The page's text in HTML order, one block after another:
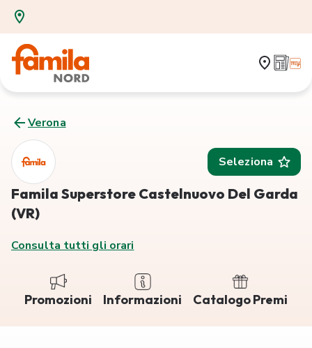
Verona
Seleziona
Famila Superstore Castelnuovo Del Garda
(VR)
Consulta tutti gli orari
Promozioni Informazioni Catalogo Premi